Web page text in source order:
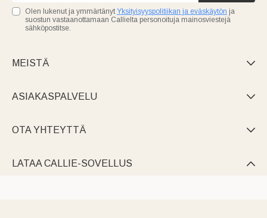
Olen lukenut ja ymmärtänyt Yksityisyyspolitiikan ja eväskäytön ja
suostun vastaanottamaan Callielta personoituja mainosviestejä
sähköpostitse.
MEISTÄ 
ASIAKASPALVELU 
OTA YHTEYTTÄ 
LATAA CALLIE-SOVELLUS 